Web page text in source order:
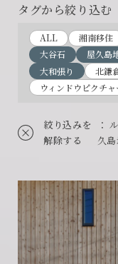
タグから絞り込む
ALL 湘南移住
大谷石
屋久島
大和張り
北鎌
ウィンドウピクチャ
絞り込みを
解除する
：
久